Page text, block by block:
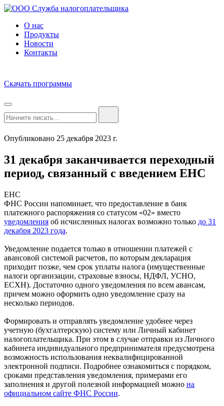
О нас
Продукты
Новости
Контакты
Скачать программы
Опубликовано 25 декабря 2023 г.
31 декабря заканчивается переходный
период, связанный с введением ЕНС
ЕНС
ФНС России напоминает, что предоставление в банк
платежного распоряжения со статусом «02» вместо
уведомления об исчисленных налогах возможно только до 31
декабря 2023 года.
Уведомление подается только в отношении платежей с
авансовой системой расчетов, по которым декларация
приходит позже, чем срок уплаты налога (имущественные
налоги организации, страховые взносы, НДФЛ, УСНО,
ЕСХН). Достаточно одного уведомления по всем авансам,
причем можно оформить одно уведомление сразу на
несколько периодов.
Формировать и отправлять уведомление удобнее через
учетную (бухгалтерскую) систему или Личный кабинет
налогоплательщика. При этом в случае отправки из Личного
кабинета индивидуального предпринимателя предусмотрена
возможность использования неквалифицированной
электронной подписи. Подробнее ознакомиться с порядком,
сроками представления уведомления, примерами его
заполнения и другой полезной информацией можно на
официальном сайте ФНС России.